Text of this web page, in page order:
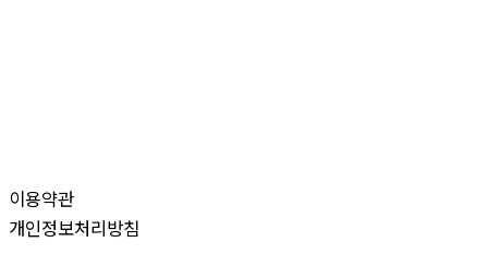
이용약관
개인정보처리방침